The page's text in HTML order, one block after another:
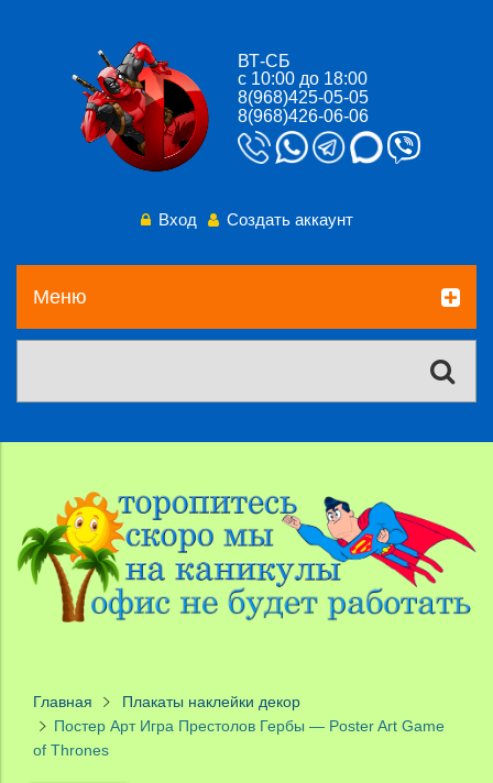
ВТ-СБ
с 10:00 до 18:00
8(968)425-05-05
8(968)426-06-06
Вход Создать аккаунт
Меню
Главная
Плакаты наклейки декор
Постер Арт Игра Престолов Гербы — Poster Art Game
of Thrones